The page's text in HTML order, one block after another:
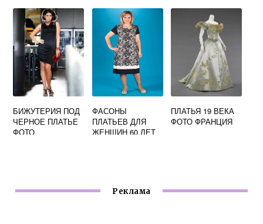
БИЖУТЕРИЯ ПОД
ЧЕРНОЕ ПЛАТЬЕ
ФОТО
ФАСОНЫ
ПЛАТЬЕВ ДЛЯ
ЖЕНЩИН 60 ЛЕТ
ПЛАТЬЯ 19 ВЕКА
ФОТО ФРАНЦИЯ
Реклама